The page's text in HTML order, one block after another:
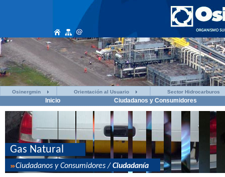
Osinergmin Orientación al Usuario Sector Hidrocarburos
Inicio Ciudadanos y Consumidores